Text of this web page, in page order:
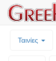
Ταινίες